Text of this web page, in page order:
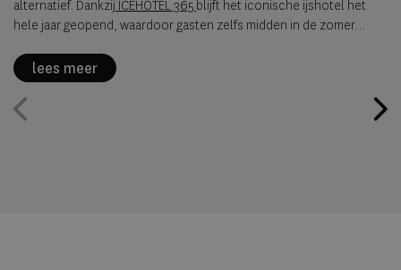
alternatief. Dankzij ICEHOTEL 365 blijft het iconische ijshotel het
hele jaar geopend, waardoor gasten zelfs midden in de zomer
lees meer